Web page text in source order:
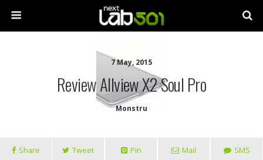
7 May, 2015
Review Allview X2 Soul Pro
Monstru
Share Tweet Pin Mail SMS